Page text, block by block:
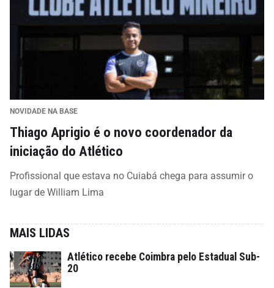
NOVIDADE NA BASE
Thiago Aprigio é o novo coordenador da
iniciação do Atlético
Profissional que estava no Cuiabá chega para assumir o
lugar de William Lima
MAIS LIDAS
Atlético recebe Coimbra pelo Estadual Sub-
20